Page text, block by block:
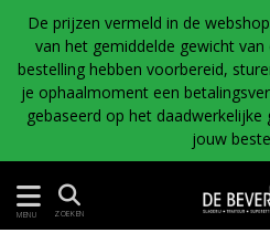
De prijzen vermeld in de
van het gemiddelde gewicht
bestelling hebben voorbereid,
je ophaalmoment een
gebaseerd op het
jouw
MENU ZOEKEN